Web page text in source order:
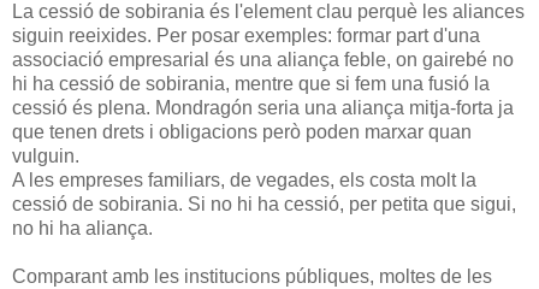
La cessió de sobirania és l'element clau perquè les aliances
siguin reeixides. Per posar exemples: formar part d'una
associació empresarial és una aliança feble, on gairebé no
hi ha cessió de sobirania, mentre que si fem una fusió la
cessió és plena. Mondragón seria una aliança mitja-forta ja
que tenen drets i obligacions però poden marxar quan
vulguin.
A les empreses familiars, de vegades, els costa molt la
cessió de sobirania. Si no hi ha cessió, per petita que sigui,
no hi ha aliança.
Comparant amb les institucions públiques, moltes de les